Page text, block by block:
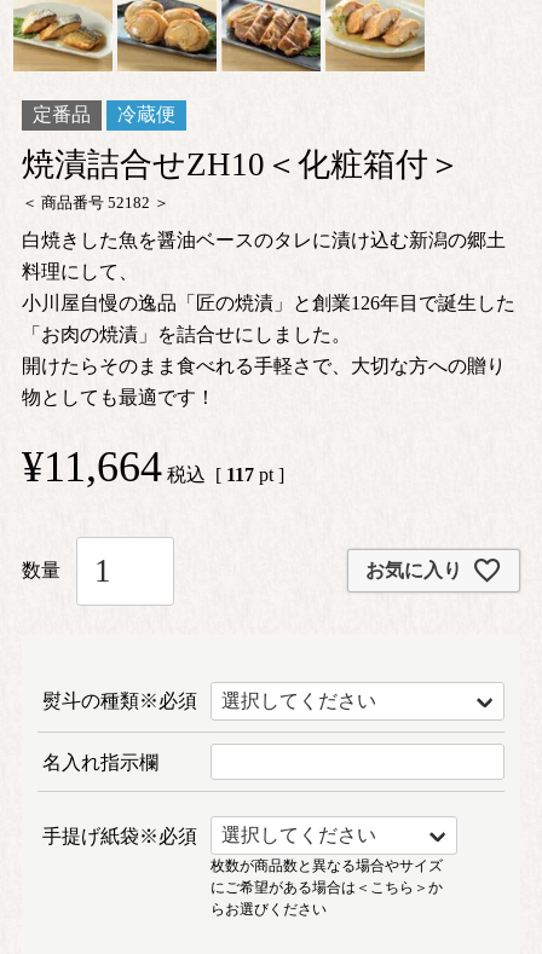
定番品 冷蔵便
焼漬詰合せZH10＜化粧箱付＞
商品番号 52182
白焼きした魚を醤油ベースのタレに漬け込む新潟の郷土
料理にして、
小川屋自慢の逸品「匠の焼漬」と創業126年目で誕生した
「お肉の焼漬」を詰合せにしました。
開けたらそのまま食べれる手軽さで、大切な方への贈り
物としても最適です！
¥11,664 税込 [ 117 pt ]
お気に入り
熨斗の種類※必須
名入れ指示欄
手提げ紙袋※必須
枚数が商品数と異なる場合やサイズ
にご希望がある場合は ＜こちら＞か
らお選びください